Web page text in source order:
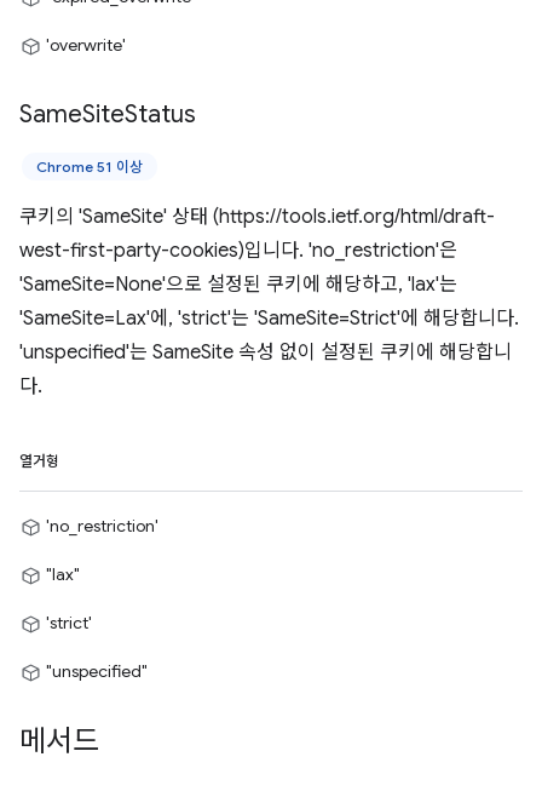
'overwrite'
SameSiteStatus
Chrome 51 이상
쿠키의 'SameSite' 상태 (https://tools.ietf.org/html/draft-
west-first-party-cookies)입니다. 'no_restriction'은
'SameSite=None'으로 설정된 쿠키에 해당하고, 'lax'는
'SameSite=Lax'에, 'strict'는 'SameSite=Strict'에 해당합니다.
'unspecified'는 SameSite 속성 없이 설정된 쿠키에 해당합니
다.
열거형
'no_restriction'
"lax"
'strict'
"unspecified"
메서드